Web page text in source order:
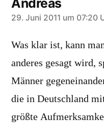
sagt:
29. Juni 2011 um 07:20
Was klar ist, kann
anderes gesagt wird,
Männer
die in Deutschland
größte